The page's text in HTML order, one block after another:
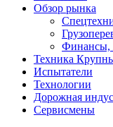
Обзор рынка
Финансы,
Техника
Испытатели
Технологии
Дорожная
Сервисмены